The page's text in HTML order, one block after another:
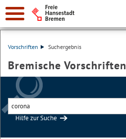
Vorschriften Suchergebnis
Bremische Vorschriften
Hilfe zur Suche